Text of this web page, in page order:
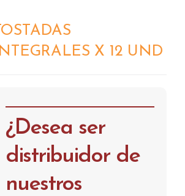
TOSTADAS
INTEGRALES X 12 UND
¿Desea ser
distribuidor de
nuestros